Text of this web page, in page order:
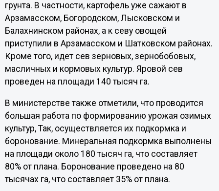
грунта. В частности, картофель уже сажают в
Арзамасском, Богородском, Лысковском и
Балахнинском районах, а к севу овощей
приступили в Арзамасском и Шатковском районах.
Кроме того, идет сев зерновых, зернобобовых,
масличных и кормовых культур. Яровой сев
проведен на площади 140 тысяч га.
В министерстве также отметили, что проводится
большая работа по формированию урожая озимых
культур, Так, осуществляется их подкормка и
боронование. Минеральная подкормка выполнены
на площади около 180 тысяч га, что составляет
80% от плана. Боронование проведено на 80
тысячах га, что составляет 35% от плана.